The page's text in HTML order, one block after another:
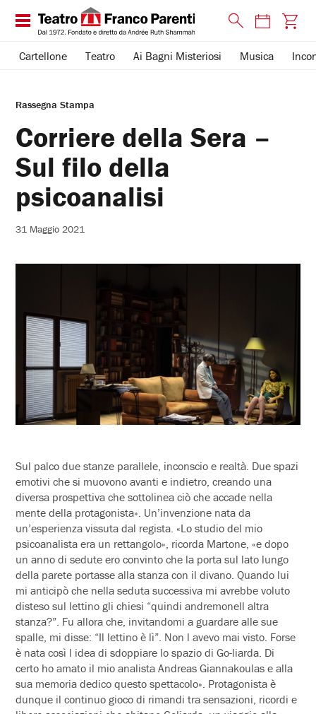
Cartellone Teatro Ai Bagni Misteriosi Musica
Rassegna Stampa
Corriere della Sera –
Sul filo della
psicoanalisi
31 Maggio 2021
Sul palco due stanze parallele, inconscio e realtà. Due spazi
emotivi che si muovono avanti e indietro, creando una
diversa prospettiva che sottolinea ciò che accade nella
mente della protagonista». Un’invenzione nata da
un’esperienza vissuta dal regista. «Lo studio del mio
psicoanalista era un rettangolo», ricorda Martone, «e dopo
un anno di sedute ero convinto che la porta sul lato lungo
della parete portasse alla stanza con il divano. Quando lui
mi anticipò che nella seduta successiva mi avrebbe voluto
disteso sul lettino gli chiesi “quindi andremonell altra
stanza?”. Fu allora che, invitandomi a guardare alle sue
spalle, mi disse: “Il lettino è lì”. Non l avevo mai visto. Forse
è nata così l idea di sdoppiare lo spazio di Go-liarda. Di
certo ho amato il mio analista Andreas Giannakoulas e alla
sua memoria dedico questo spettacolo». Protagonista è
dunque il continuo gioco di rimandi tra sensazioni, ricordi e